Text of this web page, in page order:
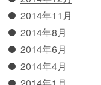
2014年11月
2014年8月
2014年6月
2014年4月